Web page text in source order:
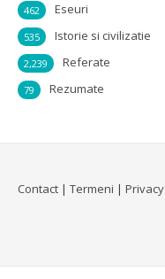
Eseuri
462
Istorie si civilizatie
535
Referate
2,239
Rezumate
79
Contact | Termeni | Privacy